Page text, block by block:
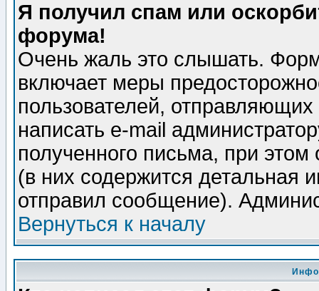
Я получил спам или
форума!
Очень жаль это слышать.
включает меры
пользователей,
написать e-mail
полученного письма, при этом
(в них содержится детальная
отправил сообщение).
Вернуться к началу